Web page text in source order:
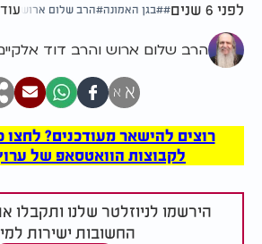
לפני 6 שנים בגן האמונה הרב שלום ארוש
הרב שלום ארוש והרב דוד
א א
רוצים להישאר מעודכנים? לחצו
לקבוצות הוואטסאפ של ערוץ 2000
הירשמו לניוזלטר שלנו
החשובות ישירות